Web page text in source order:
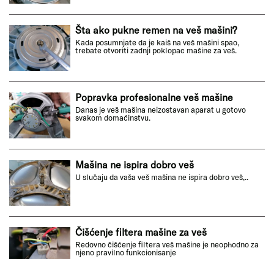
Šta ako pukne remen na veš mašini?
Kada posumnjate da je kaiš na veš mašini spao,
trebate otvoriti zadnji poklopac mašine za veš.
Popravka profesionalne veš mašine
Danas je veš mašina neizostavan aparat u gotovo
svakom domaćinstvu.
Mašina ne ispira dobro veš
U slučaju da vaša veš mašina ne ispira dobro veš,..
Čišćenje filtera mašine za veš
Redovno čišćenje filtera veš mašine je neophodno za
njeno pravilno funkcionisanje